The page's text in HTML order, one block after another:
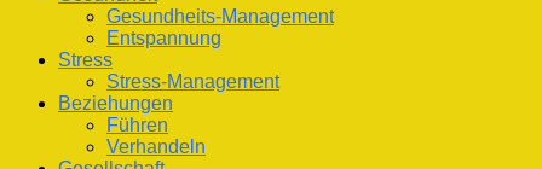
Gesundheits-Management
Entspannung
Stress
Stress-Management
Beziehungen
Führen
Verhandeln